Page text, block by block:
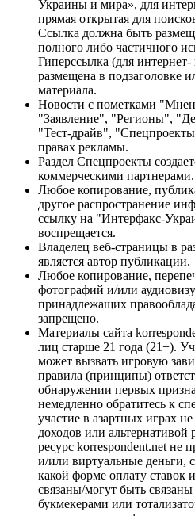
Украины и мира», для
прямая открытая для
Ссылка должна быть
полного либо частичного
Гиперссылка (для
размещена в подзаголовке
материала.
Новости с пометками
"Заявление", "Регионы",
"Тест-драйв",
правах рекламы.
Раздел Спецпроекты
коммерческими партнерами.
Любое копирование,
другое распространение
ссылку на "Интерфакс-
воспрещается.
Владелец веб-страницы в
является автор публикации.
Любое копирование,
фотографий и/или
принадлежащих
запрещено.
Материалы сайта
лиц старше 21 года (21+).
может вызвать игровую
правила (принципы)
обнаружении первых
немедленно обратитесь к
участие в азартных играх
доходов или
ресурс korrespondent.net не
и/или виртуальные деньги,
какой форме оплату ставок
связаны/могут быть
букмекерами или